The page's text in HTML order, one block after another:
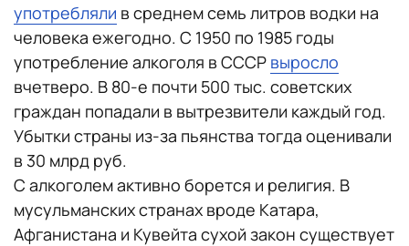
употребляли в среднем семь литров водки на
человека ежегодно. С 1950 по 1985 годы
употребление алкоголя в СССР выросло
вчетверо. В 80-е почти 500 тыс. советских
граждан попадали в вытрезвители каждый год.
Убытки страны из-за пьянства тогда оценивали
в 30 млрд руб.
С алкоголем активно борется и религия. В
мусульманских странах вроде Катара,
Афганистана и Кувейта сухой закон существует